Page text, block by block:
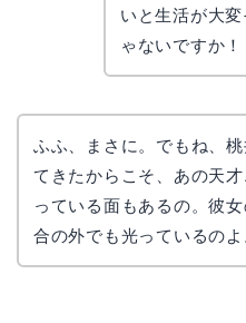
いと生活が大
ゃないですか！
ふふ、まさに。でもね、桃
てきたからこそ、あの天
っている面もあるの。彼
合の外でも光っているのよ